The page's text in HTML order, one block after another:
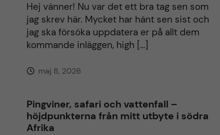
Hej vänner! Nu var det ett bra tag sen som
jag skrev här. Mycket har hänt sen sist och
jag ska försöka uppdatera er på allt dem
kommande inläggen, high […]
maj 8, 2026
Pingviner, safari och vattenfall –
höjdpunkterna från mitt utbyte i södra
Afrika